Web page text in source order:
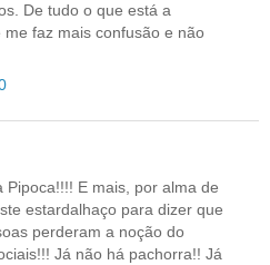
De tudo o que está a
faz mais confusão e não
Pipoca!!!! E mais, por alma de
estardalhaço para dizer que
perderam a noção do
Já não há pachorra!! Já